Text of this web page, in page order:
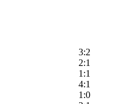
3:2
2:1
1:1
4:1
1:0